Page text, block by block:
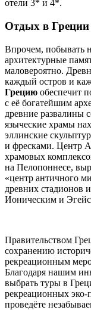
отели 3* и 4*.
Отдых в
Впрочем, побывать
архитектурные
маловероятно.
каждый остров и
Грецию обеспечит
с её богатейшим
древние развалины
языческие храмы
эллинские
и фресками. Центр
храмовых
на Пелопоннесе,
«центр античного
древних стадионов
Ионическим и
Правительством
сохранению
рекреационным
Благодаря нашим
выбрать туры в
рекреационных
проведёте